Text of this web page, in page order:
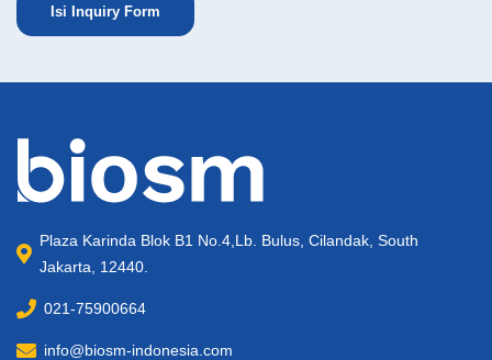
Isi Inquiry Form
Plaza Karinda Blok B1 No.4,Lb. Bulus, Cilandak, South
Jakarta, 12440.
021-75900664
info@biosm-indonesia.com